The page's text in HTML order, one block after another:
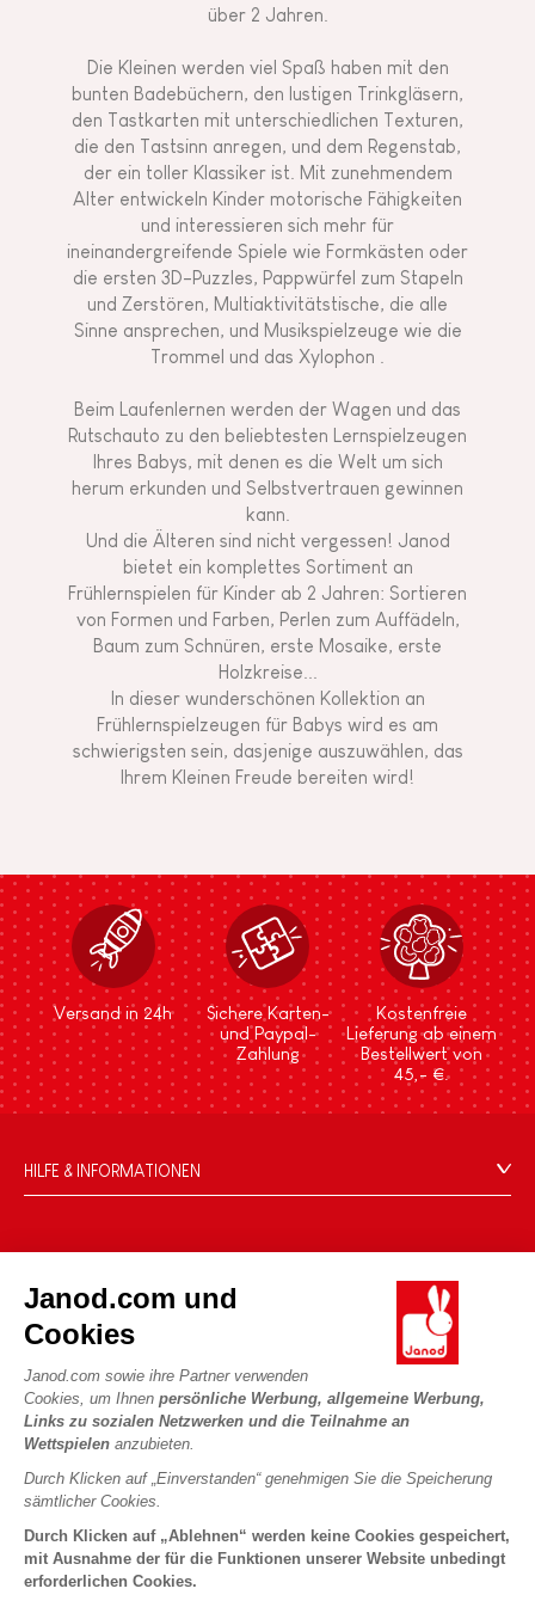
Janod.com und
Cookies
Janod.com sowie ihre Partner verwenden
Cookies, um Ihnen persönliche Werbung, allgemeine Werbung,
Links zu sozialen Netzwerken und die Teilnahme an
Wettspielen anzubieten.
Durch Klicken auf „Einverstanden“ genehmigen Sie die Speicherung
sämtlicher Cookies.
Durch Klicken auf „Ablehnen“ werden keine Cookies gespeichert,
mit Ausnahme der für die Funktionen unserer Website unbedingt
erforderlichen Cookies.
über 2 Jahren.
Die Kleinen werden viel Spaß haben mit den
bunten Badebüchern, den lustigen Trinkgläsern,
den Tastkarten mit unterschiedlichen Texturen,
die den Tastsinn anregen, und dem Regenstab,
der ein toller Klassiker ist. Mit zunehmendem
Alter entwickeln Kinder motorische Fähigkeiten
und interessieren sich mehr für
ineinandergreifende Spiele wie Formkästen oder
die ersten 3D-Puzzles, Pappwürfel zum Stapeln
und Zerstören, Multiaktivitätstische, die alle
Sinne ansprechen, und Musikspielzeuge wie die
Trommel und das Xylophon .
Beim Laufenlernen werden der Wagen und das
Rutschauto zu den beliebtesten Lernspielzeugen
Ihres Babys, mit denen es die Welt um sich
herum erkunden und Selbstvertrauen gewinnen
kann.
Und die Älteren sind nicht vergessen! Janod
bietet ein komplettes Sortiment an
Frühlernspielen für Kinder ab 2 Jahren: Sortieren
von Formen und Farben, Perlen zum Auffädeln,
Baum zum Schnüren, erste Mosaike, erste
Holzkreise...
In dieser wunderschönen Kollektion an
Frühlernspielzeugen für Babys wird es am
schwierigsten sein, dasjenige auszuwählen, das
Ihrem Kleinen Freude bereiten wird!
Versand in 24h
Sichere Karten-
und Paypal-
Zahlung
Kostenfreie
Lieferung ab einem
Bestellwert von
45,- €.
HILFE & INFORMATIONEN
FAQ
Kontakt
Händler
Persönliche daten
Cookies
Nutzungsbedingungen #YesJanod
Die Geschichte
Unsere Expertise
CSR-Verpflichtungen
Was ist FSC®?
UNSERE LEISTUNGEN
Sicheres Bezahlen
Lieferbedingungen
Spielregeln und Anleitungen
Lose Stücke
Kinderaktivitäten zum Download
PROFESSIONAL
Pressekontakte